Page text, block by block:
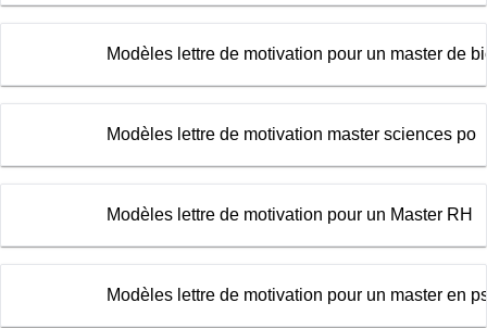
Modèles lettre de motivation pour un master de
Modèles lettre de motivation master sciences po
Modèles lettre de motivation pour un Master RH
Modèles lettre de motivation pour un master en